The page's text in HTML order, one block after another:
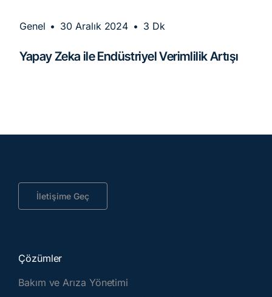
Genel • 30 Aralık 2024 • 3 Dk
Yapay Zeka ile Endüstriyel Verimlilik Artışı
İletişime Geç
Çözümler
Bakım ve Arıza Yönetimi